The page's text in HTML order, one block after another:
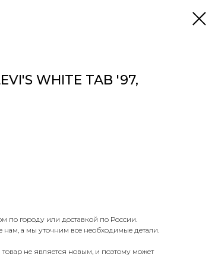
WHITE TAB '97,
по городу или доставкой по России.
а мы уточним все необходимые детали.
не является новым, и поэтому может